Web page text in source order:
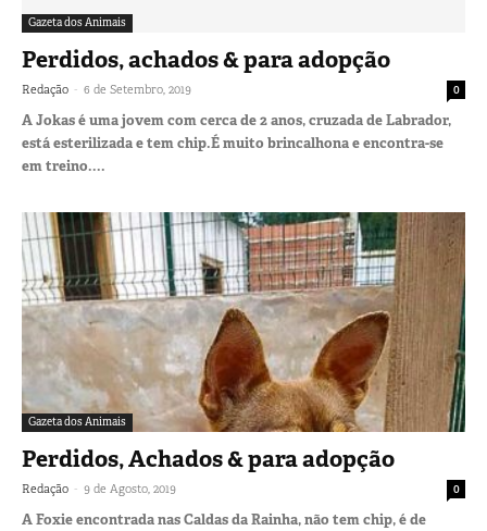
Gazeta dos Animais
Perdidos, achados & para adopção
Redação - 6 de Setembro, 2019 0
A Jokas é uma jovem com cerca de 2 anos, cruzada de Labrador,
está esterilizada e tem chip.É muito brincalhona e encontra-se
em treino....
Gazeta dos Animais
Perdidos, Achados & para adopção
Redação - 9 de Agosto, 2019 0
A Foxie encontrada nas Caldas da Rainha, não tem chip, é de